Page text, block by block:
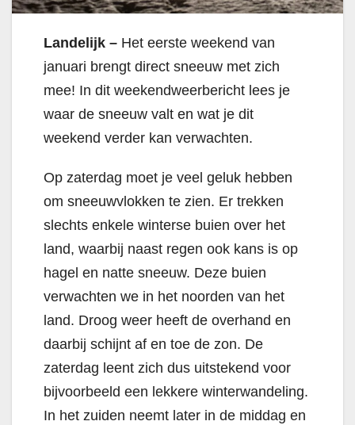
Landelijk – Het eerste weekend van
januari brengt direct sneeuw met zich
mee! In dit weekendweerbericht lees je
waar de sneeuw valt en wat je dit
weekend verder kan verwachten.
Op zaterdag moet je veel geluk hebben
om sneeuwvlokken te zien. Er trekken
slechts enkele winterse buien over het
land, waarbij naast regen ook kans is op
hagel en natte sneeuw. Deze buien
verwachten we in het noorden van het
land. Droog weer heeft de overhand en
daarbij schijnt af en toe de zon. De
zaterdag leent zich dus uitstekend voor
bijvoorbeeld een lekkere winterwandeling.
In het zuiden neemt later in de middag en